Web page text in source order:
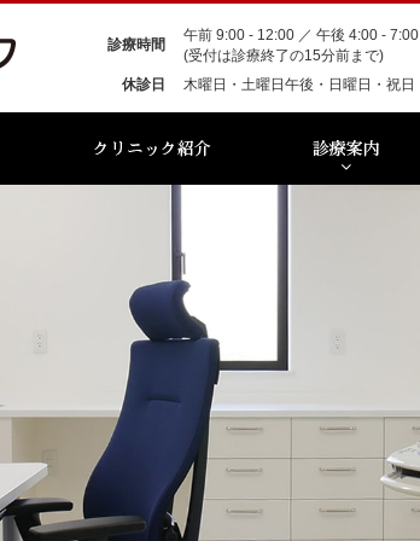
診療時間
午前 9:00 - 12:00 ／ 午後 4:00 - 7:00
(受付は診療終了の15分前まで)
休診日
木曜日・土曜日午後・日曜日・祝日